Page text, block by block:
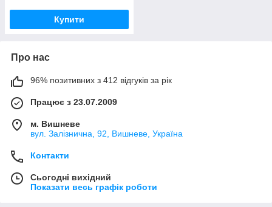
Купити
Про нас
96% позитивних з 412 відгуків за рік
Працює з 23.07.2009
м. Вишневе
вул. Залізнична, 92, Вишневе, Україна
Контакти
Сьогодні вихідний
Показати весь графік роботи